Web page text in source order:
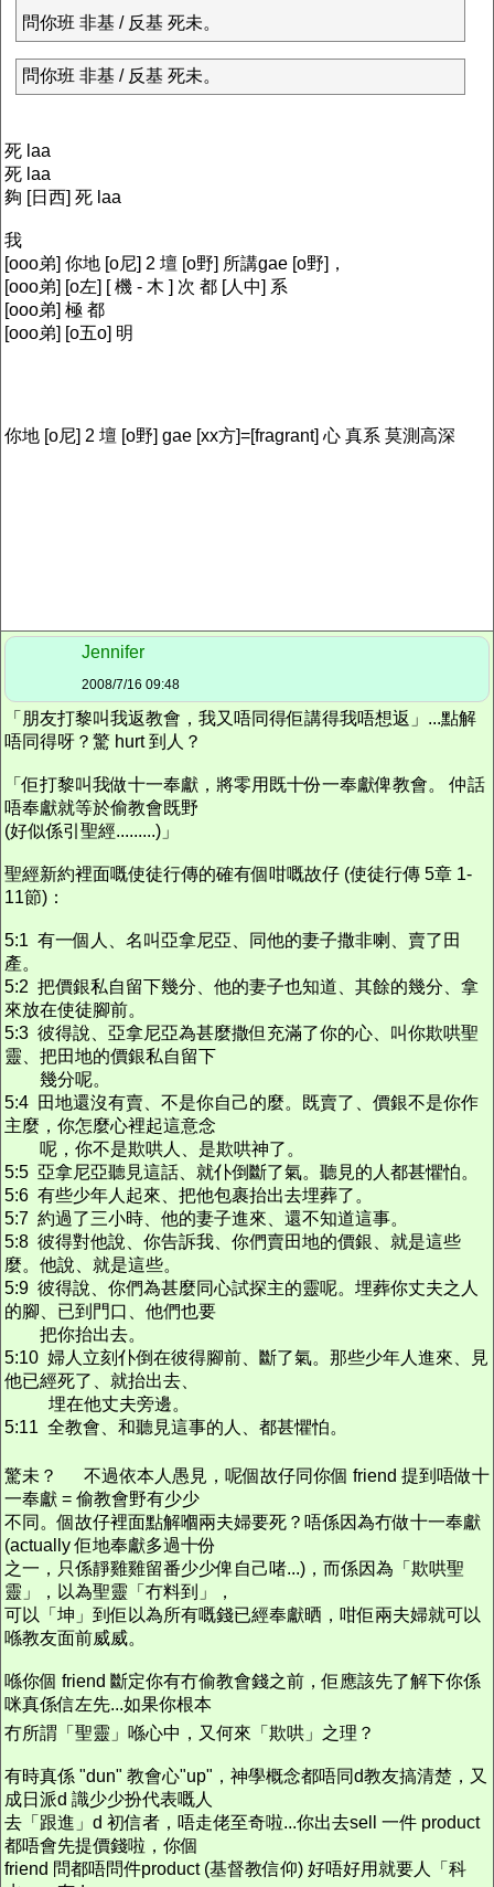
問你班 非基 / 反基 死未。
問你班 非基 / 反基 死未。
死 laa
死 laa
夠 [日西] 死 laa
我
[ooo弟] 你地 [o尼] 2 壇 [o野] 所講gae [o野]，
[ooo弟] [o左] [ 機 - 木 ] 次 都 [人中] 系
[ooo弟] 極 都
[ooo弟] [o五o] 明
你地 [o尼] 2 壇 [o野] gae [xx方]=[fragrant] 心 真系 莫測高深
Jennifer
2008/7/16 09:48
「朋友打黎叫我返教會，我又唔同得佢講得我唔想返」...點解
唔同得呀？驚 hurt 到人？
「佢打黎叫我做十一奉獻，將零用既十份一奉獻俾教會。 仲話
唔奉獻就等於偷教會既野
(好似係引聖經.........)」
聖經新約裡面嘅使徒行傳的確有個咁嘅故仔 (使徒行傳 5章 1-
11節)：
5:1 有一個人、名叫亞拿尼亞、同他的妻子撒非喇、賣了田
產。
5:2 把價銀私自留下幾分、他的妻子也知道、其餘的幾分、拿
來放在使徒腳前。
5:3 彼得說、亞拿尼亞為甚麼撒但充滿了你的心、叫你欺哄聖
靈、把田地的價銀私自留下
幾分呢。
5:4 田地還沒有賣、不是你自己的麼。既賣了、價銀不是你作
主麼，你怎麼心裡起這意念
呢，你不是欺哄人、是欺哄神了。
5:5 亞拿尼亞聽見這話、就仆倒斷了氣。聽見的人都甚懼怕。
5:6 有些少年人起來、把他包裹抬出去埋葬了。
5:7 約過了三小時、他的妻子進來、還不知道這事。
5:8 彼得對他說、你告訴我、你們賣田地的價銀、就是這些
麼。他說、就是這些。
5:9 彼得說、你們為甚麼同心試探主的靈呢。埋葬你丈夫之人
的腳、已到門口、他們也要
把你抬出去。
5:10 婦人立刻仆倒在彼得腳前、斷了氣。那些少年人進來、見
他已經死了、就抬出去、
埋在他丈夫旁邊。
5:11 全教會、和聽見這事的人、都甚懼怕。
驚未？
不過依本人愚見，呢個故仔同你個 friend 提到唔做十
一奉獻 = 偷教會野有少少
不同。個故仔裡面點解嗰兩夫婦要死？唔係因為冇做十一奉獻
(actually 佢地奉獻多過十份
之一，只係靜雞雞留番少少俾自己啫...)，而係因為「欺哄聖
靈」，以為聖靈「冇料到」，
可以「坤」到佢以為所有嘅錢已經奉獻晒，咁佢兩夫婦就可以
喺教友面前威威。
喺你個 friend 斷定你有冇偷教會錢之前，佢應該先了解下你係
咪真係信左先...如果你根本
冇所謂「聖靈」喺心中，又何來「欺哄」之理？
有時真係 "dun" 教會心"up"，神學概念都唔同d教友搞清楚，又
成日派d 識少少扮代表嘅人
去「跟進」d 初信者，唔走佬至奇啦...你出去sell 一件 product
都唔會先提價錢啦，你個
friend 問都唔問件product (基督教信仰) 好唔好用就要人「科